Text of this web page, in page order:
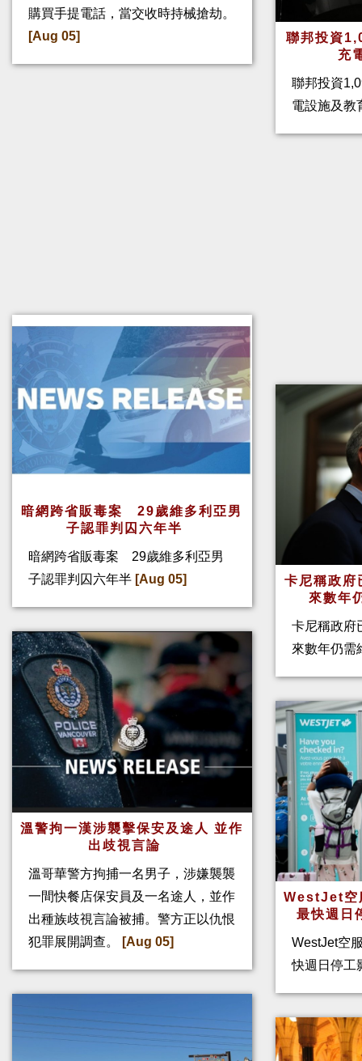
購買手提電話，當交收時持械搶劫。
[Aug 05]
暗網跨省販毒案 29歲維多利亞男
子認罪判囚六年半
暗網跨省販毒案 29歲維多利亞男
子認罪判囚六年半 [Aug 05]
溫警拘一漢涉襲擊保安及途人 並作
出歧視言論
溫哥華警方拘捕一名男子，涉嫌襲襲
一間快餐店保安員及一名途人，並作
出種族歧視言論被捕。警方正以仇恨
犯罪展開調查。
[Aug 05]
聯邦投資
充
聯邦投資
電設施及教
卡尼稱政府
來數年
卡尼稱政府
來數年仍需
WestJet空
最快週日
WestJet空
快週日停工